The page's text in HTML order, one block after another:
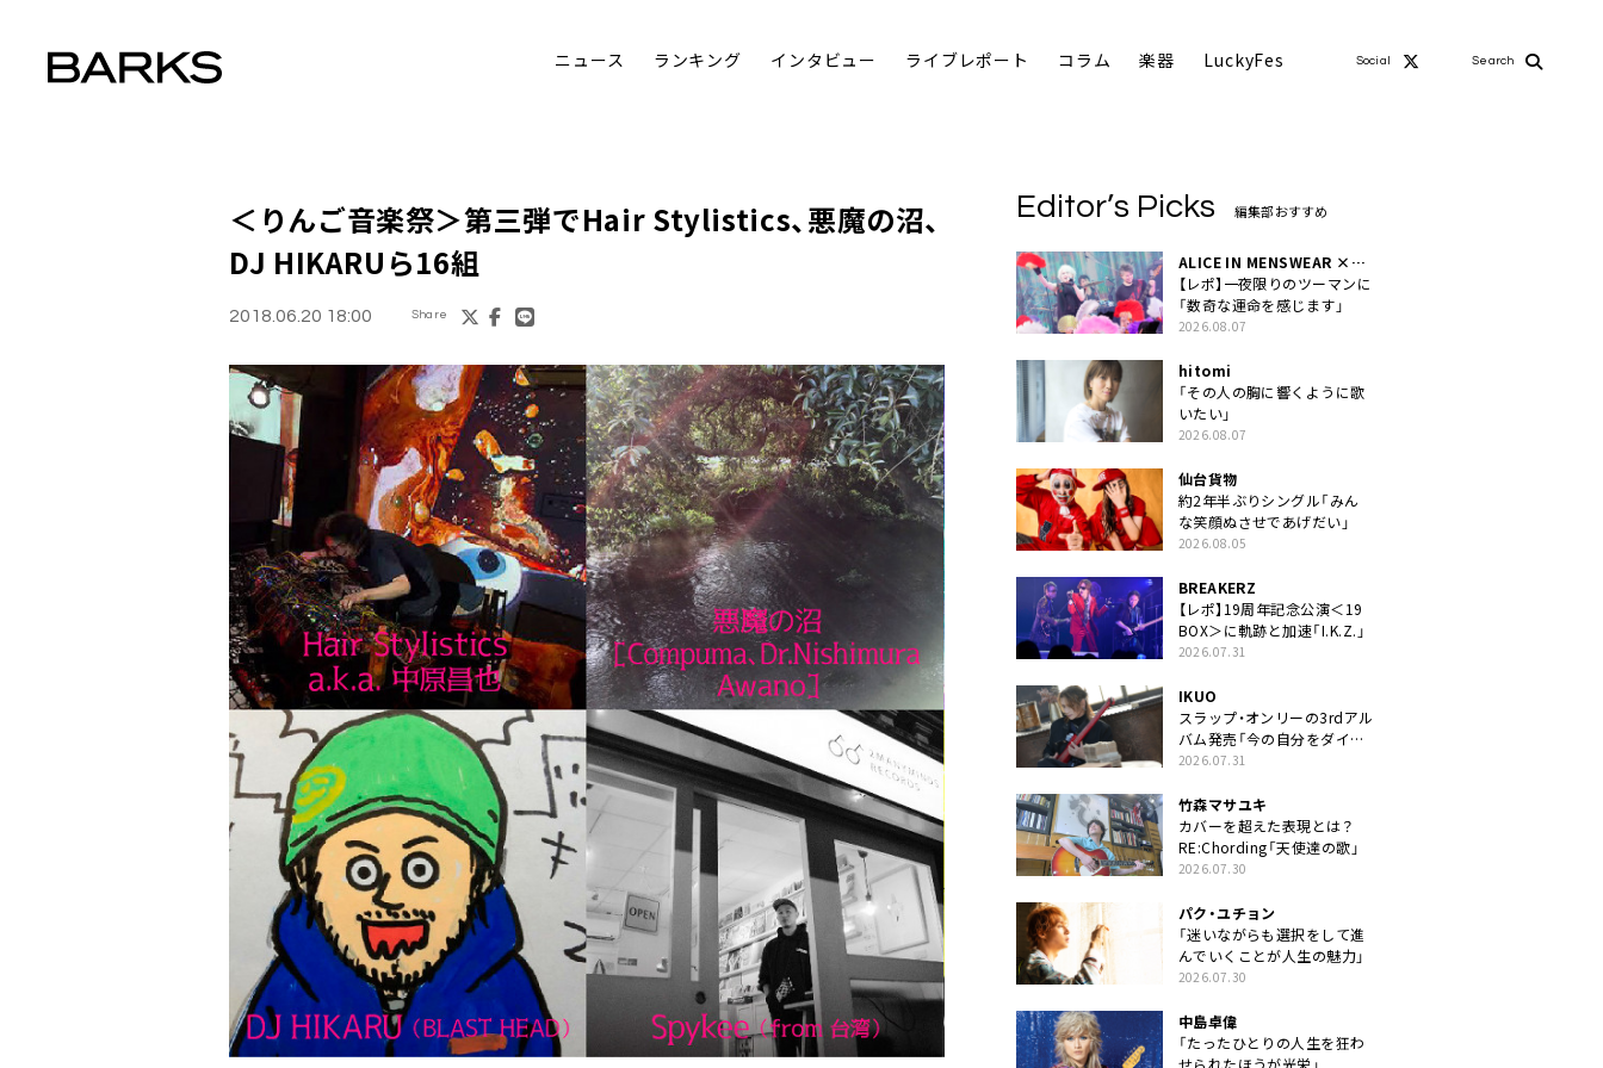
ニュース ランキング インタビュー ライブレポート コラム 楽器 LuckyFes Social Search
＜ りんご音楽祭＞第三弾でHair Stylistics、悪魔の沼、
DJ HIKARUら16組
2018.06.20 18:00 Share
Editor’s Picks 編集部おすすめ
ALICE IN MENSWEAR ×
MASCHERA
【レポ】一夜限りのツーマンに
「数奇な運命を感じます」
2026.08.07
hitomi
「その人の胸に響くように歌
いたい」
2026.08.07
仙台貨物
約2年半ぶりシングル「みん
な笑顔ぬさせであげだい」
2026.08.05
BREAKERZ
【レポ】19周年記念公演＜19
BOX＞に軌跡と加速「I.K.Z.」
2026.07.31
IKUO
スラップ・オンリーの3rdアル
バム発売「今の自分をダイレ
クトに」
2026.07.31
竹森マサユキ
カバーを超えた表現とは？
RE:Chording「天使達の歌」
2026.07.30
パク・ユチョン
「迷いながらも選択をして進
んでいくことが人生の魅力」
2026.07.30
中島卓偉
「たったひとりの人生を狂わ
せられたほうが光栄」